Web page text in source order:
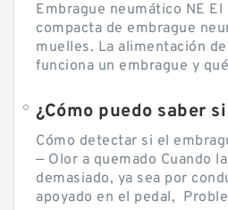
Embrague neumático NE
compacta de embrague
muelles. La alimentación
funciona un embrague y
Cómo detectar si el
— Olor a quemado Cuando
demasiado, ya sea por
apoyado en el pedal,